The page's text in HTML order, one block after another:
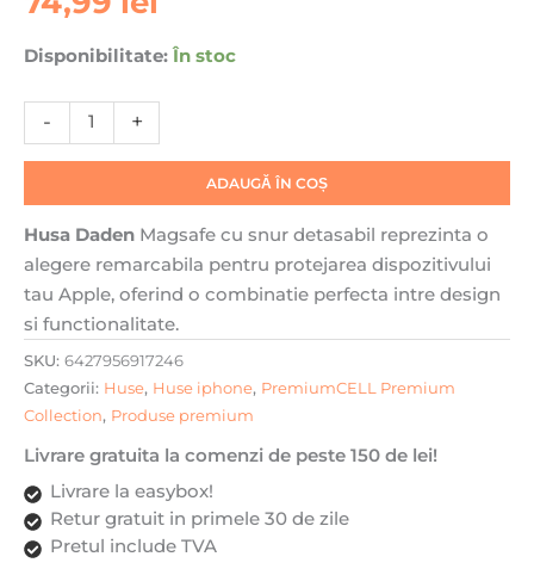
Disponibilitate: În stoc
-
Snur
Antisoc,
Superioara,
Bumper
Magsafe,
Transparenta
cu
Roz
+
ADAUGĂ ÎN COȘ
Husa Daden Magsafe cu snur detasabil reprezinta o
alegere remarcabila pentru protejarea dispozitivului
tau Apple, oferind o combinatie perfecta intre design
si functionalitate.
SKU: 6427956917246
Categorii: Huse, Huse iphone, PremiumCELL Premium
Collection, Produse premium
Livrare gratuita la comenzi de peste 150 de lei!
Livrare la easybox!
Retur gratuit in primele 30 de zile
Pretul include TVA